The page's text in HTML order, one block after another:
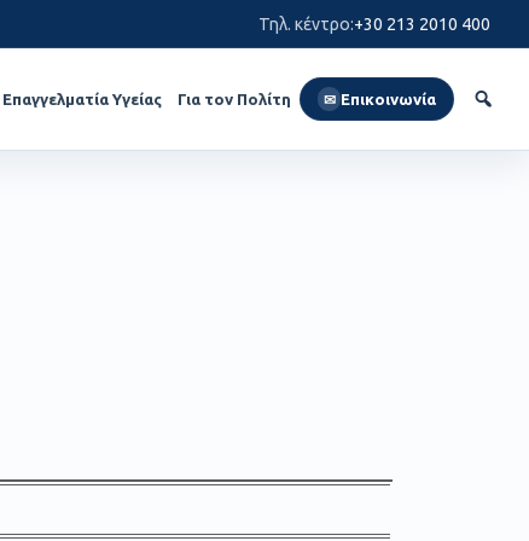
Τηλ. κέντρο:+30 213 2010 400
Επαγγελματία Υγείας Για τον Πολίτη ✉ Επικοινωνία